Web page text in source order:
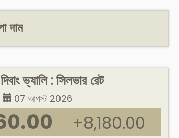
দাম
ভ্যালি : সিলভার রেট
07 আগস্ট 2026
+8,180.00